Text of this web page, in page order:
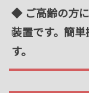
◆ ご高齢の方
装置です。簡
す。